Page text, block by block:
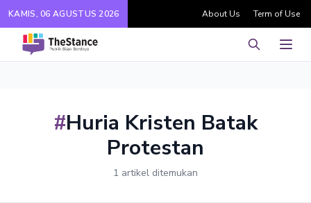
KAMIS, 06 AGUSTUS 2026 About Us Term of Use
Pencarian
#Huria Kristen Batak
Protestan
1 artikel ditemukan